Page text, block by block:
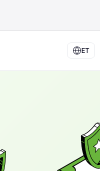
ET